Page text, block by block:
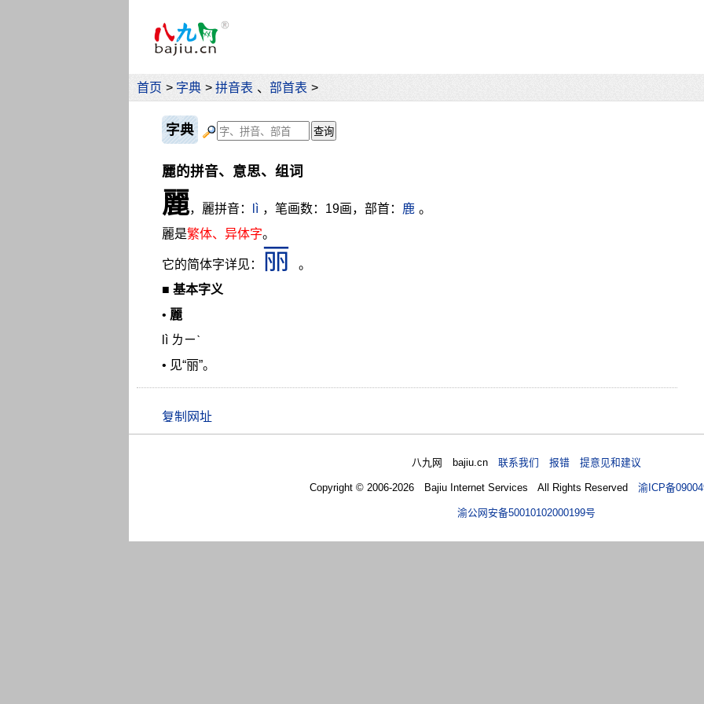
首页 > 字典 > 拼音表 、 部首表 >
字典
麗的拼音、意思、组词
麗，麗拼音： lì ，笔画数：19画，部首： 鹿 。
麗是繁体、异体字。
它的简体字详见： 丽
。
■ 基本字义
• 麗
lì ㄌㄧˋ
• 见“丽”。
八九网 bajiu.cn联系我们 报错 提意见和建议
Copyright © 2006-2026 Bajiu Internet Services All Rights Reserved 渝ICP备
渝公网安备50010102000199号